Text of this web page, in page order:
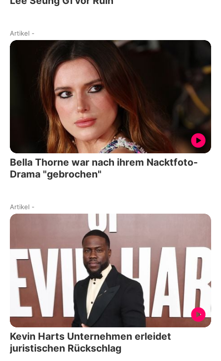
Artikel -
Bella Thorne war nach ihrem Nacktfoto-
Drama "gebrochen"
Artikel -
Kevin Harts Unternehmen erleidet
juristischen Rückschlag